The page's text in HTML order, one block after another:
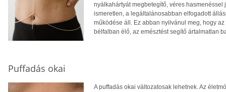
nyálkahártyát megbetegítő, véres
ismeretlen, a legáltalánosabban elfogadott
működése áll. Ez abban nyilvánul meg, hogy
bélfalban élő, az emésztést segítő ártalmatlan
Puffadás okai
A puffadás okai változatosak lehetnek. Az